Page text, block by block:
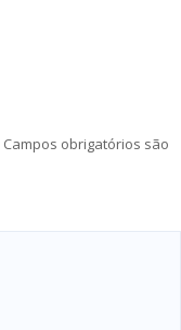
Campos obrigatórios são